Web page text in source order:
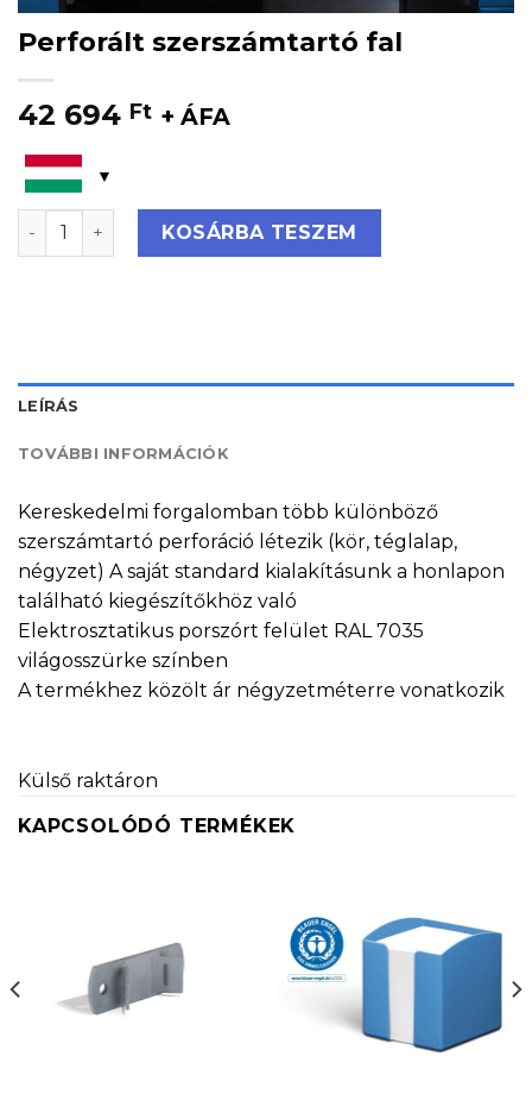
Perforált szerszámtartó fal
42 694 Ft + ÁFA
Perforált szerszámtartó fal mennyiség
KOSÁRBA TESZEM
LEÍRÁS
TOVÁBBI INFORMÁCIÓK
Kereskedelmi forgalomban több különböző
szerszámtartó perforáció létezik (kör, téglalap,
négyzet) A saját standard kialakításunk a honlapon
található kiegészítőkhöz való
Elektrosztatikus porszórt felület RAL 7035
világosszürke színben
A termékhez közölt ár négyzetméterre vonatkozik
Külső raktáron
KAPCSOLÓDÓ TERMÉKEK